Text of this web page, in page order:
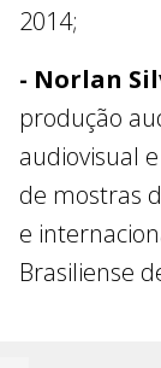
2014;
- Norlan
produção
audiovisual
de mostras
e
Brasiliense